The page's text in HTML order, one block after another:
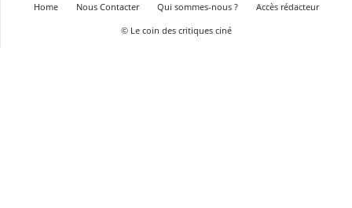
Home Nous Contacter Qui sommes-nous ?
Accès rédacteur
© Le coin des critiques ciné